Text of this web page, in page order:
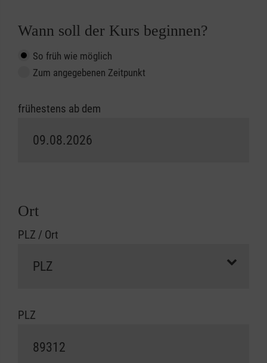
Wann soll der Kurs beginnen?
So früh wie möglich
Zum angegebenen Zeitpunkt
frühestens ab dem
Ort
PLZ / Ort
PLZ